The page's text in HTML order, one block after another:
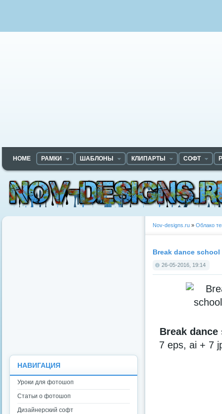
HOME РАМКИ ШАБЛОНЫ КЛИПАРТЫ СОФТ
Nov-designs.ru » Облако
Break dance
26-05-2016, 19:14
Break
7 eps, ai + 7
НАВИГАЦИЯ
Уроки для фотошоп
Статьи о фотошоп
Дизайнерский софт